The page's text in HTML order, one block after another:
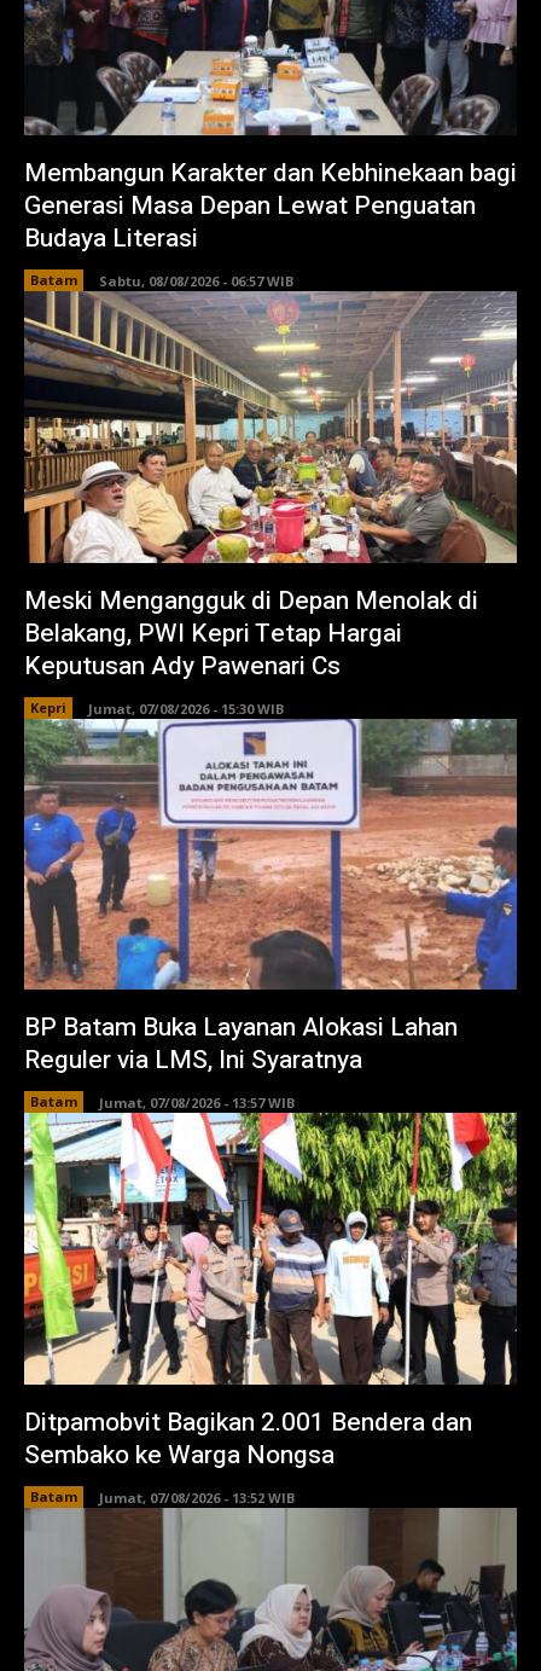
Membangun Karakter dan Kebhinekaan bagi
Generasi Masa Depan Lewat Penguatan
Budaya Literasi
Batam Sabtu, 08/08/2026 - 06:57 WIB
Meski Mengangguk di Depan Menolak di
Belakang, PWI Kepri Tetap Hargai
Keputusan Ady Pawenari Cs
Kepri Jumat, 07/08/2026 - 15:30 WIB
BP Batam Buka Layanan Alokasi Lahan
Reguler via LMS, Ini Syaratnya
Batam Jumat, 07/08/2026 - 13:57 WIB
Ditpamobvit Bagikan 2.001 Bendera dan
Sembako ke Warga Nongsa
Batam Jumat, 07/08/2026 - 13:52 WIB